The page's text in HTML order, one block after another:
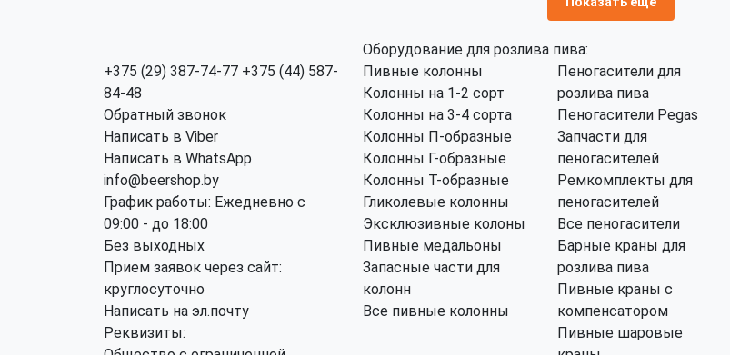
+375 (29) 387-74-77 +375 (44) 587-
84-48
Обратный звонок
Написать в Viber
Написать в WhatsApp
info@beershop.by
График работы: Ежедневно с
09:00 - до 18:00
Без выходных
Прием заявок через сайт:
круглосуточно
Написать на эл.почту
Реквизиты:
Оборудование для розлива пива:
Пивные колонны
Колонны на 1-2 сорт
Колонны на 3-4 сорта
Колонны П-образные
Колонны Г-образные
Колонны Т-образные
Гликолевые колонны
Эксклюзивные колоны
Пивные медальоны
Запасные части для
колонн
Все пивные колонны
Пеногасители для
розлива пива
Пеногасители Pegas
Запчасти для
пеногасителей
Ремкомплекты для
пеногасителей
Все пеногасители
Барные краны для
розлива пива
Пивные краны с
компенсатором
Пивные шаровые